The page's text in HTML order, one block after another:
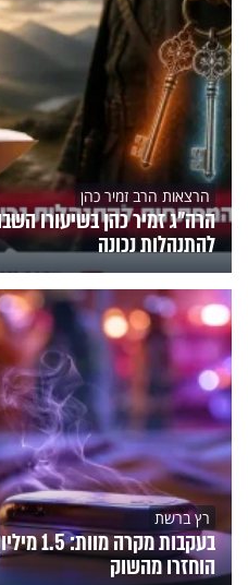
הרצאות הרב זמיר כהן
הרה"ג זמיר כהן בשיעורו
להתנהלות נכונה
רץ ברשת
בעקבות
הוחזרו מהשוק